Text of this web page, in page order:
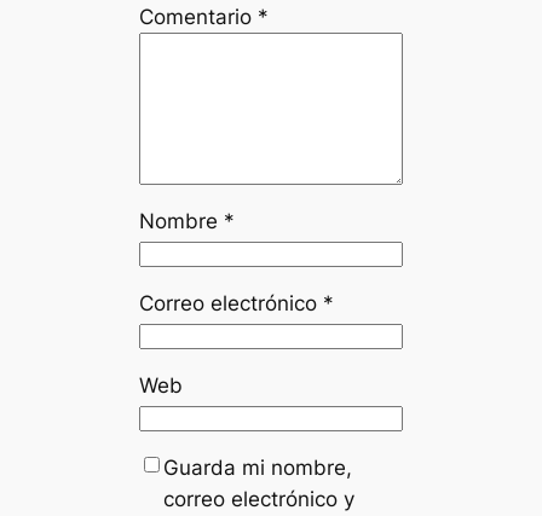
Comentario *
Nombre *
Correo electrónico *
Web
Guarda mi nombre,
correo electrónico y